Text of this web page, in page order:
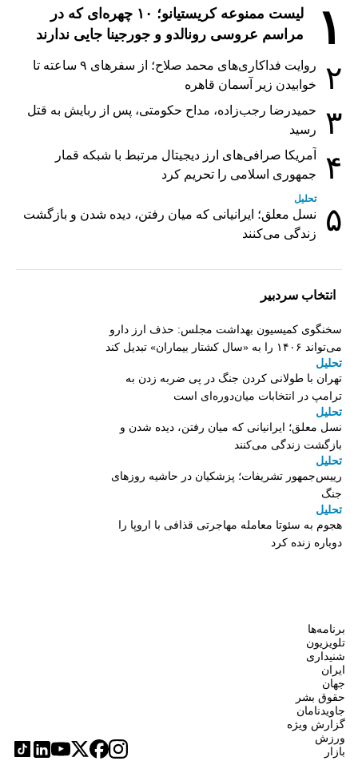
۱
لیست ممنوعه کریستیانو؛ ۱۰ چهره‌ای که در
مراسم عروسی رونالدو و جورجینا جایی ندارند
۲
روایت فداکاری‌های محمد صلاح؛ از سفرهای ۹ ساعته تا
خوابیدن زیر آسمان قاهره
۳
حمیدرضا رجب‌زاده، مداح حکومتی، پس از ربایش به قتل
رسید
۴
آمریکا صرافی‌های ارز دیجیتال مرتبط با شبکه قمار
جمهوری اسلامی را تحریم کرد
۵
تحلیل
نسل معلق؛ ایرانیانی که میان رفتن، دیده شدن و بازگشت
زندگی می‌کنند
انتخاب سردبیر
سخنگوی کمیسیون بهداشت مجلس: حذف ارز دارو
می‌تواند ۱۴۰۶ را به «سال کشتار بیماران» تبدیل کند
تحلیل
تهران با طولانی کردن جنگ در پی ضربه زدن به
ترامپ در انتخابات میان‌دوره‌ای است
تحلیل
نسل معلق؛ ایرانیانی که میان رفتن، دیده شدن و
بازگشت زندگی می‌کنند
تحلیل
رییس‌جمهور تشریفات؛ پزشکیان در حاشیه روزهای
جنگ
تحلیل
هجوم به سئوتا معامله مهاجرتی قذافی با اروپا را
دوباره زنده کرد
برنامه‌ها
تلویزیون
شنیداری
ایران
جهان
حقوق بشر
جاویدنامان
گزارش ویژه
ورزش
بازار